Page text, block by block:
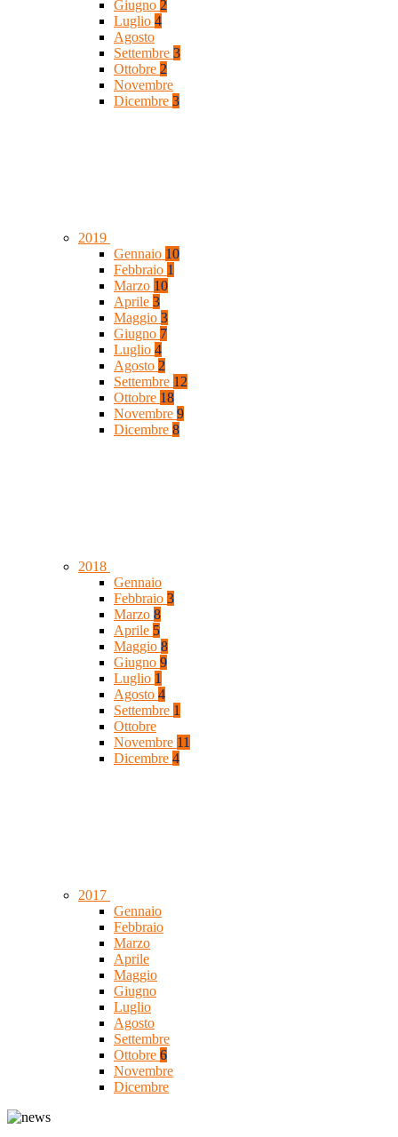
Giugno 2
Luglio 4
Agosto
Settembre 3
Ottobre 2
Novembre
Dicembre 3
2019
Gennaio 10
Febbraio 1
Marzo 10
Aprile 3
Maggio 3
Giugno 7
Luglio 4
Agosto 2
Settembre 12
Ottobre 18
Novembre 9
Dicembre 8
2018
Gennaio
Febbraio 3
Marzo 8
Aprile 5
Maggio 8
Giugno 9
Luglio 1
Agosto 4
Settembre 1
Ottobre
Novembre 11
Dicembre 4
2017
Gennaio
Febbraio
Marzo
Aprile
Maggio
Giugno
Luglio
Agosto
Settembre
Ottobre 6
Novembre
Dicembre